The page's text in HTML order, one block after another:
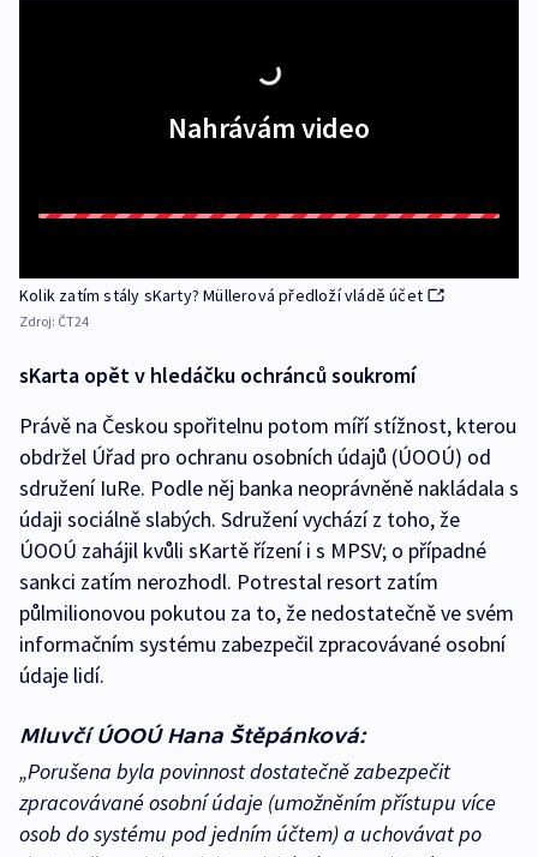
Nahrávám video
Kolik zatím stály sKarty? Müllerová předloží vládě účet
Zdroj: ČT24
sKarta opět v hledáčku ochránců soukromí
Právě na Českou spořitelnu potom míří stížnost, kterou
obdržel Úřad pro ochranu osobních údajů (ÚOOÚ) od
sdružení IuRe. Podle něj banka neoprávněně nakládala s
údaji sociálně slabých. Sdružení vychází z toho, že
ÚOOÚ zahájil kvůli sKartě řízení i s MPSV; o případné
sankci zatím nerozhodl. Potrestal resort zatím
půlmilionovou pokutou za to, že nedostatečně ve svém
informačním systému zabezpečil zpracovávané osobní
údaje lidí.
Mluvčí ÚOOÚ Hana Štěpánková:
„Porušena byla povinnost dostatečně zabezpečit
zpracovávané osobní údaje (umožněním přístupu více
osob do systému pod jedním účtem) a uchovávat po